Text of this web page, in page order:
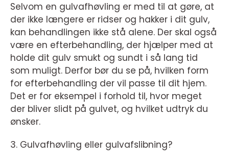
Selvom en gulvafhøvling er med til at gøre, at
der ikke længere er ridser og hakker i dit gulv,
kan behandlingen ikke stå alene. Der skal også
være en efterbehandling, der hjælper med at
holde dit gulv smukt og sundt i så lang tid
som muligt. Derfor bør du se på, hvilken form
for efterbehandling der vil passe til dit hjem.
Det er for eksempel i forhold til, hvor meget
der bliver slidt på gulvet, og hvilket udtryk du
ønsker.
3. Gulvafhøvling eller gulvafslibning?